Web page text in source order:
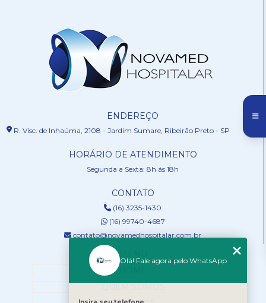
ENDEREÇO
R. Visc. de Inhaúma, 2108 - Jardim Sumare, Ribeirão Preto - SP
HORÁRIO DE ATENDIMENTO
Segunda a Sexta: 8h ás 18h
CONTATO
(16) 3235-1430
(16) 99740-4687
contato@novamedhospitalar.com.br
MENU
Olá! Fale agora pelo WhatsApp